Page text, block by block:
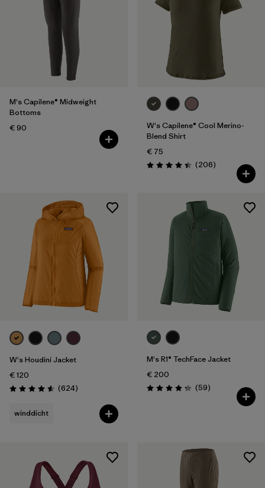
M's Capilene® Midweight
Bottoms
€ 90
W's Capilene® Cool Merino-
Blend Shirt
€ 75
Bewertung: 4.4 / 5
(206Rezensionen
)
W's Houdini Jacket
€ 120
Bewertung: 4.6 / 5
(624Rezensionen
)
winddicht
M's R1® TechFace Jacket
€ 200
Bewertung: 4.2 / 5
(59Rezensionen
)